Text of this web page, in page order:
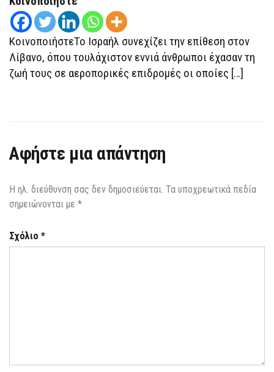
ΚοινοποιήστεΤο Ισραήλ συνεχίζει την επίθεση στον
Λίβανο, όπου τουλάχιστον εννιά άνθρωποι έχασαν τη
ζωή τους σε αεροπορικές επιδρομές οι οποίες […]
Αφήστε μια απάντηση
Η ηλ. διεύθυνση σας δεν δημοσιεύεται. Τα υποχρεωτικά πεδία
σημειώνονται με *
Σχόλιο *